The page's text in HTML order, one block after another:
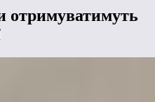
отримуватимуть